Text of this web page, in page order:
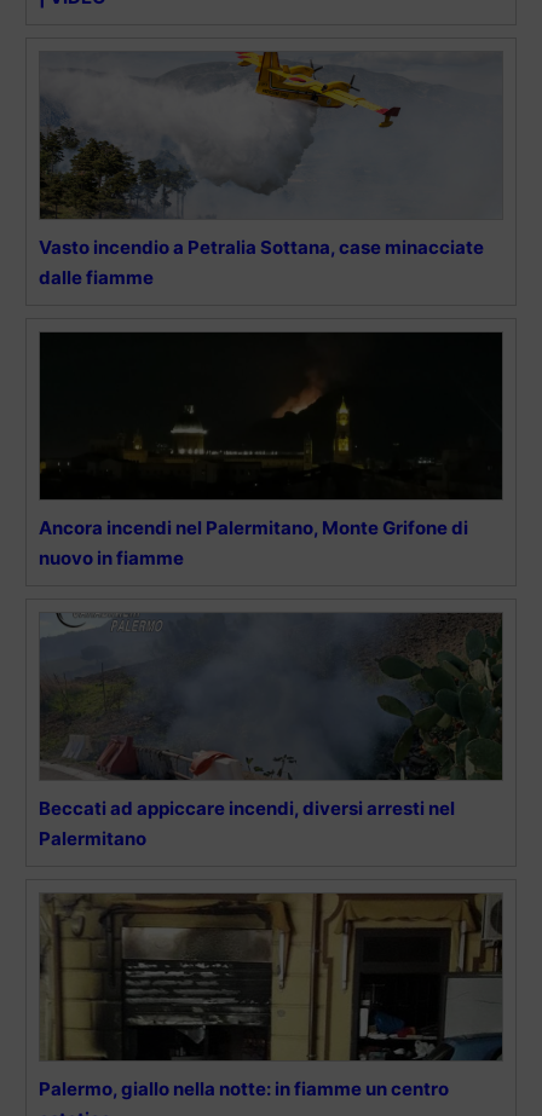
Vasto incendio a Petralia Sottana, case minacciate
dalle fiamme
Ancora incendi nel Palermitano, Monte Grifone di
nuovo in fiamme
Beccati ad appiccare incendi, diversi arresti nel
Palermitano
Palermo, giallo nella notte: in fiamme un centro